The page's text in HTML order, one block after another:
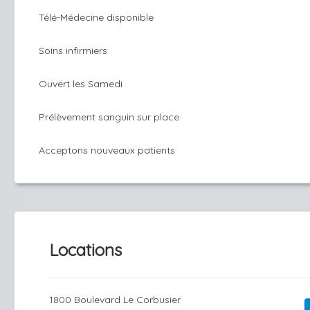
Télé-Médecine disponible
Soins infirmiers
Ouvert les Samedi
Prélèvement sanguin sur place
Acceptons nouveaux patients
Locations
1800 Boulevard Le Corbusier